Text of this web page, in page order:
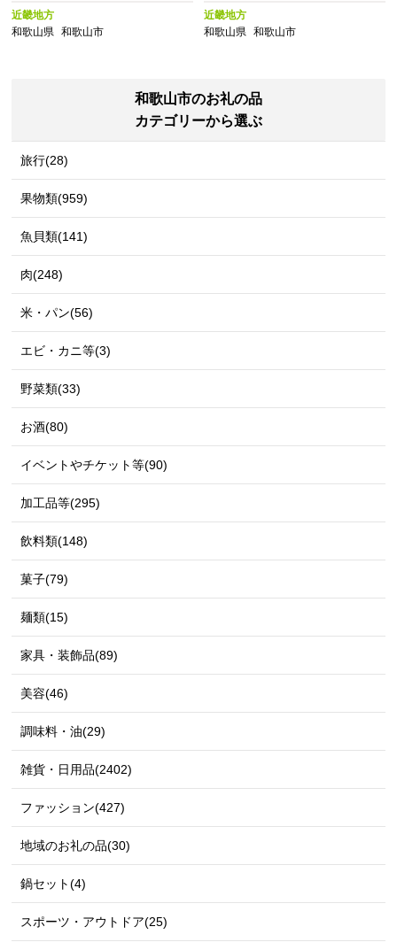
牛 牛肉 和歌山【牛肉 赤身 ステ
ーキ 焼肉 牛肉 赤身 ステー
キ 焼肉 牛肉 赤身 ステーキ 焼
近畿地方
和歌山県
和歌山市
近畿地方
和歌山県 和歌山市
和歌山市のお礼の品
カテゴリーから選ぶ
旅行(28)
果物類(959)
魚貝類(141)
肉(248)
米・パン(56)
エビ・カニ等(3)
野菜類(33)
お酒(80)
イベントやチケット等(90)
加工品等(295)
飲料類(148)
菓子(79)
麺類(15)
家具・装飾品(89)
美容(46)
調味料・油(29)
雑貨・日用品(2402)
ファッション(427)
地域のお礼の品(30)
鍋セット(4)
スポーツ・アウトドア(25)